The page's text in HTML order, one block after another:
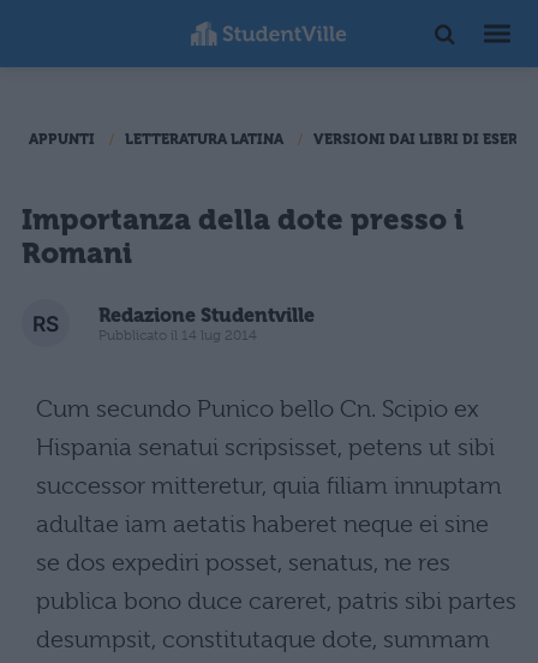
APPUNTI LETTERATURA LATINA VERSIONI DAI LIBRI DI
Importanza della dote presso i
Romani
Redazione Studentville
Pubblicato il 14 lug 2014
Cum secundo Punico bello Cn. Scipio ex
Hispania senatui scripsisset, petens ut sibi
successor mitteretur, quia filiam innuptam
adultae iam aetatis haberet neque ei sine
se dos expediri posset, senatus, ne res
publica bono duce careret, patris sibi partes
desumpsit, constitutaque dote, summam